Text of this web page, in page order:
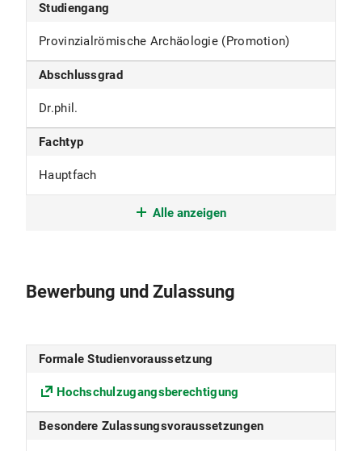
Studiengang
Provinzialrömische Archäologie (Promotion)
Abschlussgrad
Dr.phil.
Fachtyp
Hauptfach
Studiensprache
Fakultät
Alle anzeigen
Bewerbung und Zulassung
Formale Studienvoraussetzung
Hochschulzugangsberechtigung
Besondere Zulassungsvoraussetzungen